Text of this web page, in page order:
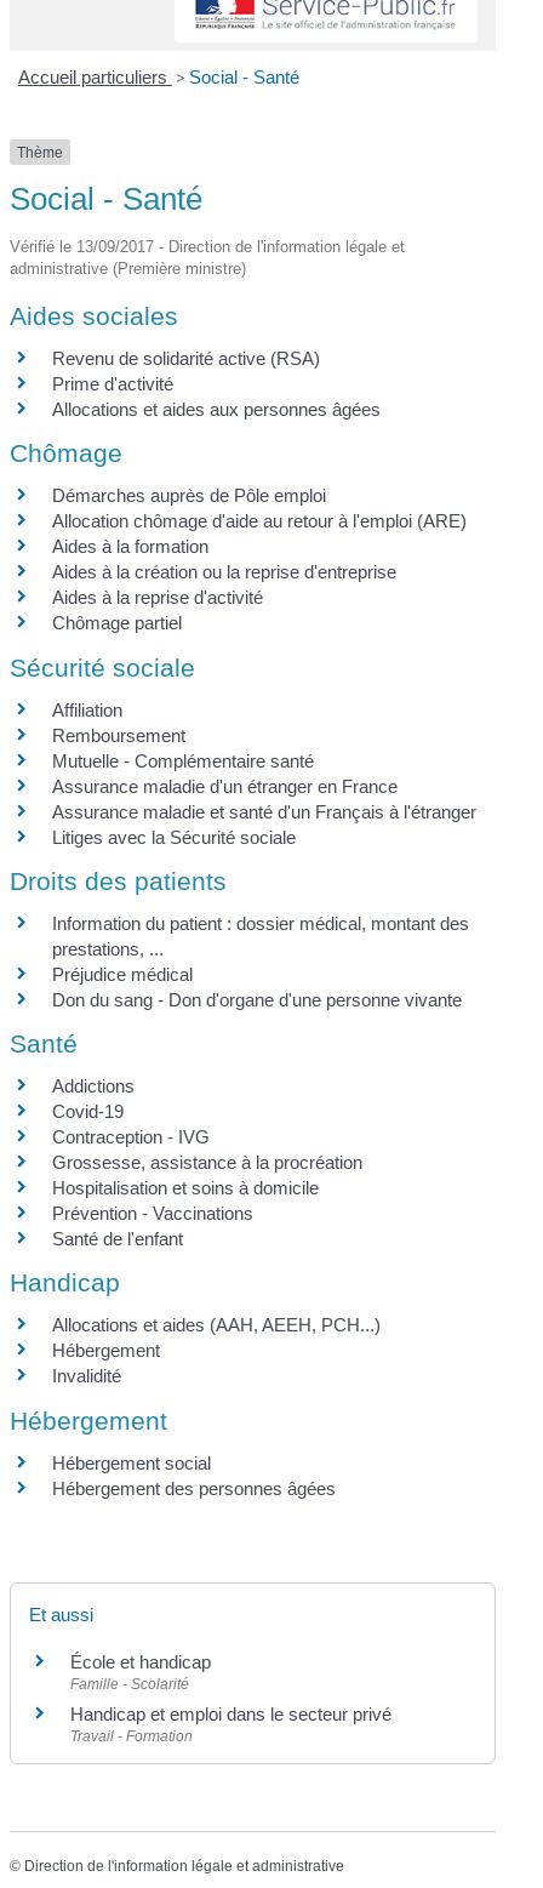
Accueil particuliers > Social - Santé
Thème
Social - Santé
Vérifié le 13/09/2017 - Direction de l'information légale et
administrative (Première ministre)
Aides sociales
Revenu de solidarité active (RSA)
Prime d'activité
Allocations et aides aux personnes âgées
Chômage
Démarches auprès de Pôle emploi
Allocation chômage d'aide au retour à l'emploi (ARE)
Aides à la formation
Aides à la création ou la reprise d'entreprise
Aides à la reprise d'activité
Chômage partiel
Sécurité sociale
Affiliation
Remboursement
Mutuelle - Complémentaire santé
Assurance maladie d'un étranger en France
Assurance maladie et santé d'un Français à l'étranger
Litiges avec la Sécurité sociale
Droits des patients
Information du patient : dossier médical, montant des
prestations, ...
Préjudice médical
Don du sang - Don d'organe d'une personne vivante
Santé
Addictions
Covid-19
Contraception - IVG
Grossesse, assistance à la procréation
Hospitalisation et soins à domicile
Prévention - Vaccinations
Santé de l'enfant
Handicap
Allocations et aides (AAH, AEEH, PCH...)
Hébergement
Invalidité
Hébergement
Hébergement social
Hébergement des personnes âgées
Et aussi
École et handicap
Famille - Scolarité
Handicap et emploi dans le secteur privé
Travail - Formation
© Direction de l'information légale et administrative